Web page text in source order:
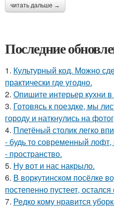
читать дальше →
Последние
1. Культурный код. Можно
практически где угодно.
2. Опишите интерьер кухни в
3. Готовясь к поездке, мы
городу и наткнулись на
4. Плетёный столик легко
- будь то современный лофт,
- пространство.
5. Ну вот и нас накрыло.
6. В воркутинском посёлке
постепенно пустеет,
7. Редко кому нравится